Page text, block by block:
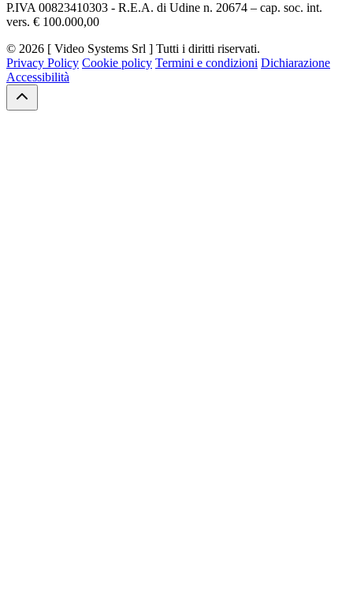
P.IVA 00823410303 - R.E.A. di Udine n. 20674 – cap. soc. int.
vers. € 100.000,00
© 2026 [ Video Systems Srl ] Tutti i diritti riservati.
Privacy Policy Cookie policy Termini e condizioni Dichiarazione
Accessibilità